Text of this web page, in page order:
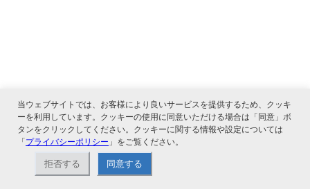
当ウェブサイトでは、お客様により良いサービスを提供するため、クッキ
ーを利用しています。クッキーの使用に同意いただける場合は「同意」ボ
タンをクリックしてください。クッキーに関する情報や設定については
「プライバシーポリシー 」をご覧ください。
拒否する 同意する